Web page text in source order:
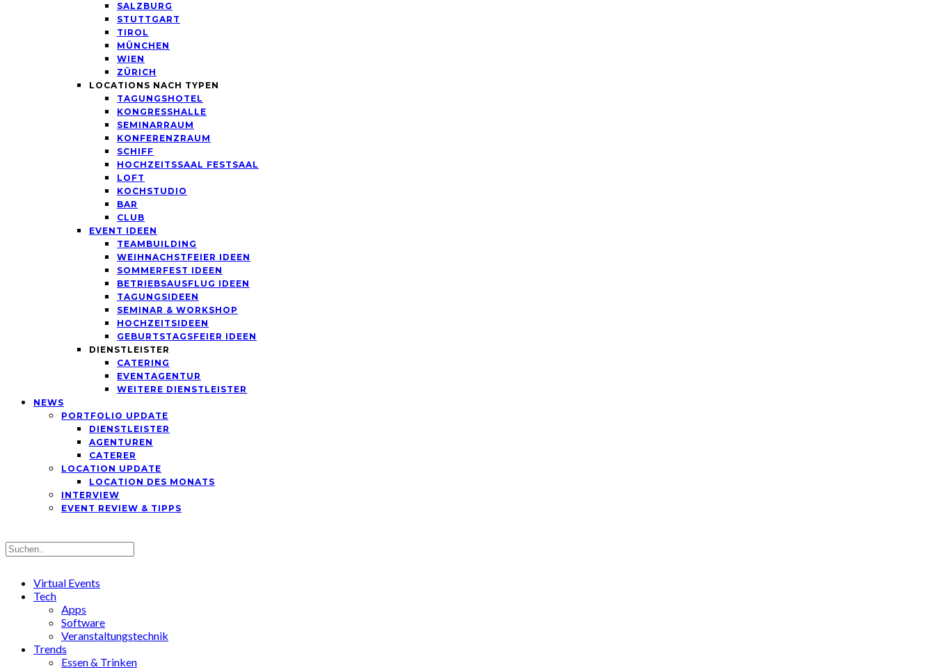
SALZBURG
STUTTGART
TIROL
MÜNCHEN
WIEN
ZÜRICH
LOCATIONS NACH TYPEN
TAGUNGSHOTEL
KONGRESSHALLE
SEMINARRAUM
KONFERENZRAUM
SCHIFF
HOCHZEITSSAAL FESTSAAL
LOFT
KOCHSTUDIO
BAR
CLUB
EVENT IDEEN
TEAMBUILDING
WEIHNACHSTFEIER IDEEN
SOMMERFEST IDEEN
BETRIEBSAUSFLUG IDEEN
TAGUNGSIDEEN
SEMINAR & WORKSHOP
HOCHZEITSIDEEN
GEBURTSTAGSFEIER IDEEN
DIENSTLEISTER
CATERING
EVENTAGENTUR
WEITERE DIENSTLEISTER
NEWS
PORTFOLIO UPDATE
DIENSTLEISTER
AGENTUREN
CATERER
LOCATION UPDATE
LOCATION DES MONATS
INTERVIEW
EVENT REVIEW & TIPPS
Virtual Events
Tech
Apps
Software
Veranstaltungstechnik
Trends
Essen & Trinken